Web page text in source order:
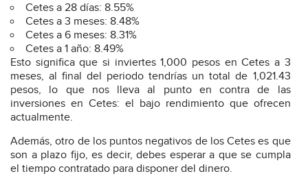
Cetes a 28 días: 8.55%
Cetes a 3 meses: 8.48%
Cetes a 6 meses: 8.31%
Cetes a 1 año: 8.49%
Esto significa que si inviertes 1,000 pesos en Cetes a 3
meses, al final del periodo tendrías un total de 1,021.43
pesos, lo que nos lleva al punto en contra de las
inversiones en Cetes: el bajo rendimiento que ofrecen
actualmente.
Además, otro de los puntos negativos de los Cetes es que
son a plazo fijo, es decir, debes esperar a que se cumpla
el tiempo contratado para disponer del dinero.